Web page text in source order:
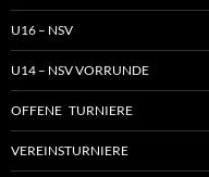
U16 – NSV
U14 – NSV VORRUNDE
OFFENE TURNIERE
VEREINSTURNIERE